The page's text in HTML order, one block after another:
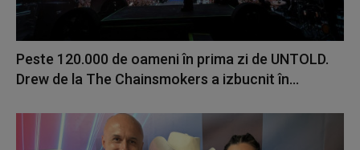
Peste 120.000 de oameni în prima zi de UNTOLD.
Drew de la The Chainsmokers a izbucnit în...